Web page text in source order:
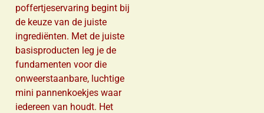
poffertjeservaring begint bij
de keuze van de juiste
ingrediënten. Met de juiste
basisproducten leg je de
fundamenten voor die
onweerstaanbare, luchtige
mini pannenkoekjes waar
iedereen van houdt. Het